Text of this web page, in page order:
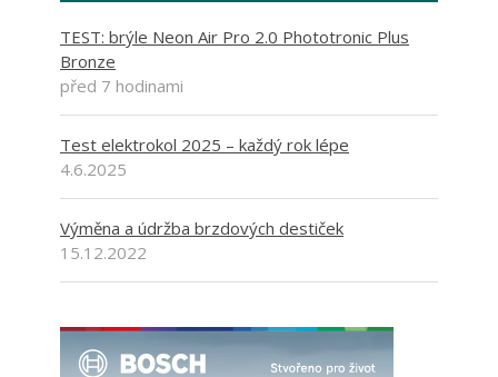
TEST: brýle Neon Air Pro 2.0 Phototronic Plus
Bronze
před 7 hodinami
Test elektrokol 2025 – každý rok lépe
4.6.2025
Výměna a údržba brzdových destiček
15.12.2022